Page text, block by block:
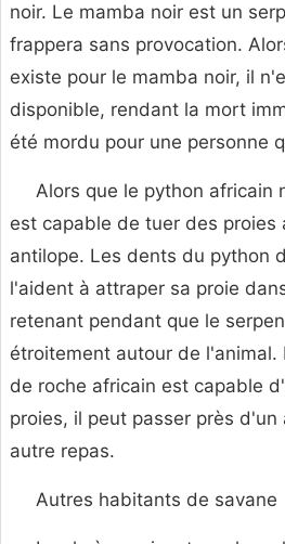
noir. Le mamba noir est un
frappera sans provocation.
existe pour le mamba noir, il
disponible, rendant la mort
été mordu pour une personne
Alors que le python africain
est capable de tuer des proies
antilope. Les dents du python
l'aident à attraper sa proie
retenant pendant que le
étroitement autour de l'animal.
de roche africain est capable
proies, il peut passer près d'un
autre repas.
Autres habitants de savane